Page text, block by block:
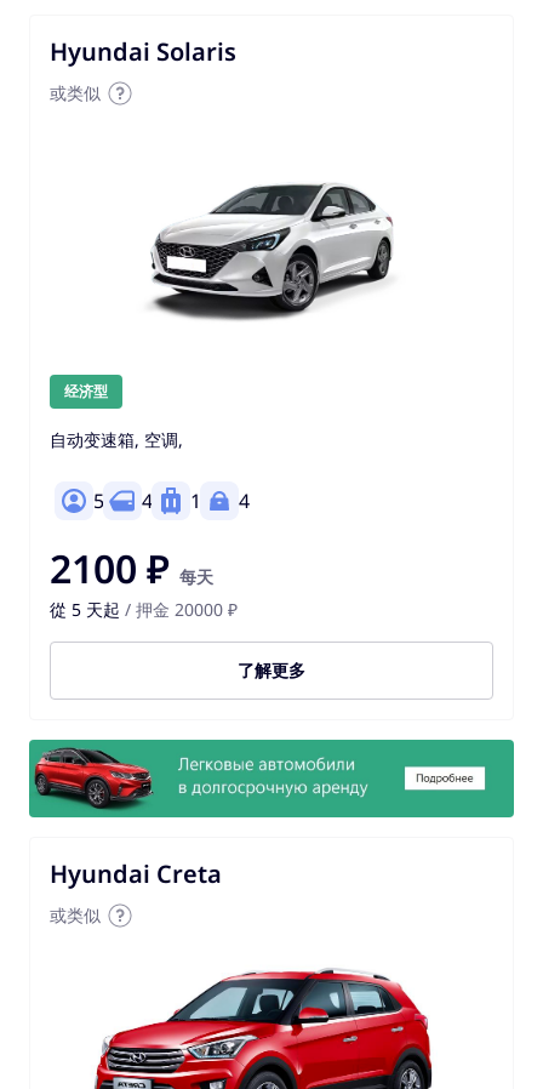
Hyundai Solaris
或类似
经济型
自动变速箱, 空调,
5 4 1 4
2100 ₽ 每天
從 5 天起 / 押金 20000 ₽
了解更多
Hyundai Creta
或类似